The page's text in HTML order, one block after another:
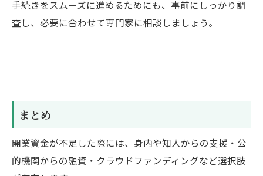
手続きをスムーズに進めるためにも、事前にしっかり調
査し、必要に合わせて専門家に相談しましょう。
まとめ
開業資金が不足した際には、身内や知人からの支援・公
的機関からの融資・クラウドファンディングなど選択肢